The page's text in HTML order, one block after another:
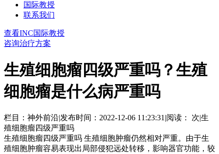
国际教授
联系我们
查看INC国际教授
咨询治疗方案
生殖细胞瘤四级严重吗？生殖
细胞瘤是什么病严重吗
栏目：神外前沿|发布时间：2022-12-06 11:23:31 |阅读： 次|生
殖细胞瘤四级严重吗
生殖细胞瘤四级严重吗 生殖细胞肿瘤仍然相对严重。由于生
殖细胞肿瘤容易表现出局部侵犯远处转移，影响器官功能，较